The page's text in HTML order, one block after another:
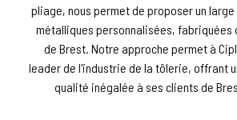
pliage, nous permet de proposer un
métalliques personnalisées, fabriquées
de Brest. Notre approche permet à
leader de l'industrie de la tôlerie, offrant
qualité inégalée à ses clients de